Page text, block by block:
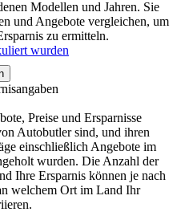
Modellen und Jahren. Sie
und Angebote vergleichen, um
zu ermitteln.
wurden
Preise und Ersparnisse
Autobutler sind, und ihren
einschließlich Angebote im
wurden. Die Anzahl der
Ihre Ersparnis können je nach
welchem Ort im Land Ihr